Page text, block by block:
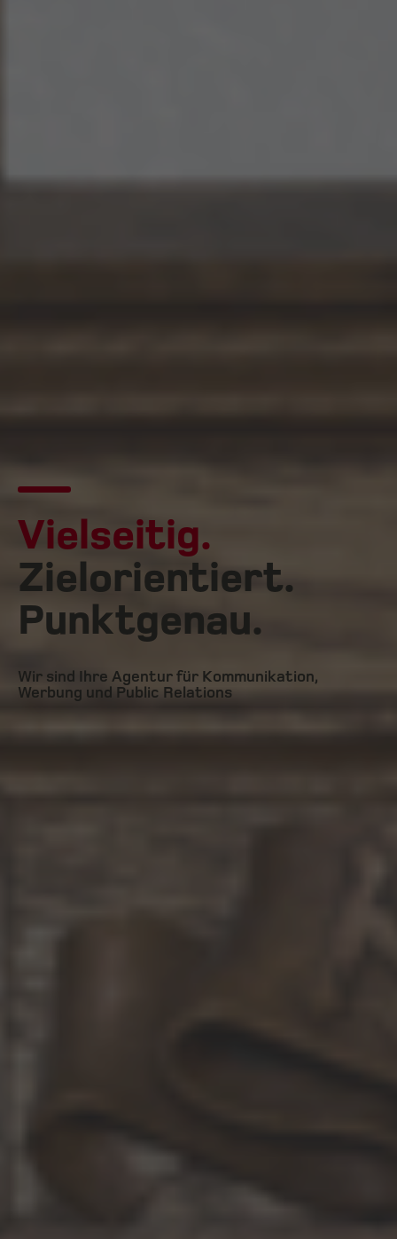
Vielseitig.
Zielorientiert.
Punktgenau.
Wir sind Ihre Agentur für Kommunikation,
Werbung und Public Relations